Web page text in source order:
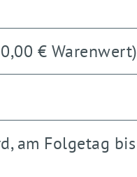
€ Warenwert)
am Folgetag bis